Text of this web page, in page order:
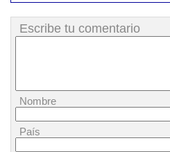
Escribe tu comentario
Nombre
País